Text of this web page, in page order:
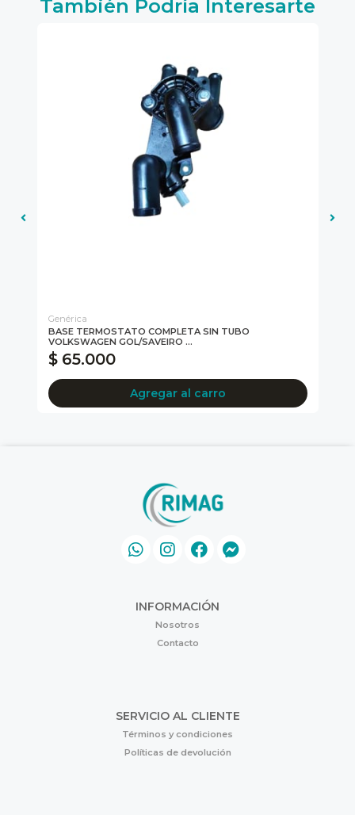
También Podría Interesarte
Genérica
BASE TERMOSTATO COMPLETA SIN TUBO
VOLKSWAGEN GOL/SAVEIRO ...
$ 65.000
Agregar al carro
INFORMACIÓN
Nosotros
Contacto
SERVICIO AL CLIENTE
Términos y condiciones
Políticas de devolución